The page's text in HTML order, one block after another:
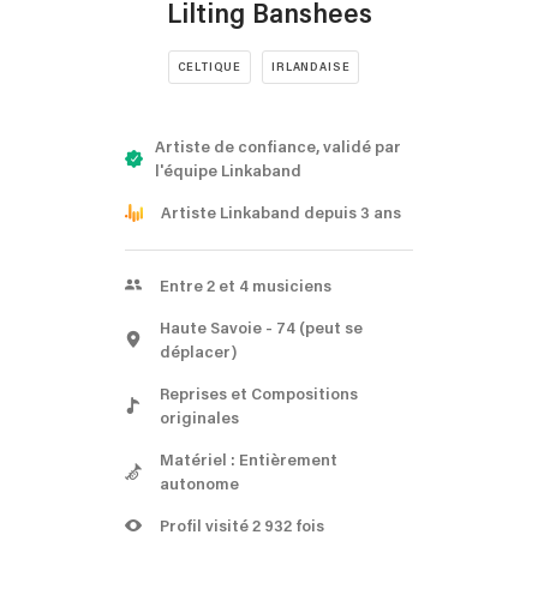
Lilting Banshees
CELTIQUE IRLANDAISE
Artiste de confiance, validé par
l'équipe Linkaband
Artiste Linkaband depuis 3 ans
Entre 2 et 4 musiciens
Haute Savoie - 74 (peut se
déplacer)
Reprises et Compositions
originales
Matériel : Entièrement
autonome
Profil visité 2 932 fois